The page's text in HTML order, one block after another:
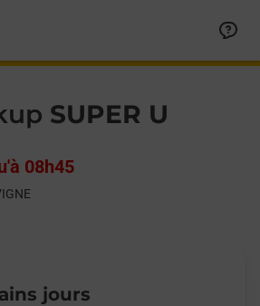
SUPER U
08h45
jours